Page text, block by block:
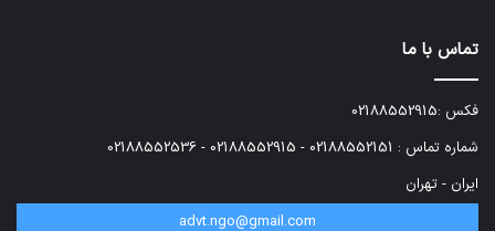
تماس با ما
فکس :02188552915
شماره تماس : 02188552151 - 02188552915 - 02188552536
ایران - تهران
advt.ngo@gmail.com